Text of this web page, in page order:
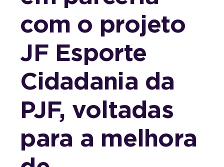
com o projeto
JF Esporte
Cidadania da
PJF, voltadas
para a melhora